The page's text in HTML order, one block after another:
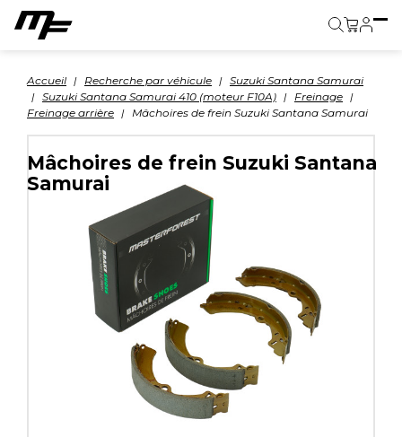
Accueil Recherche par véhicule
Suzuki Santana Samurai
Suzuki Santana Samurai 410 (moteur F10A)
Freinage
Freinage arrière
Mâchoires de frein Suzuki Santana Samurai
Mâchoires de frein Suzuki Santana
Samurai